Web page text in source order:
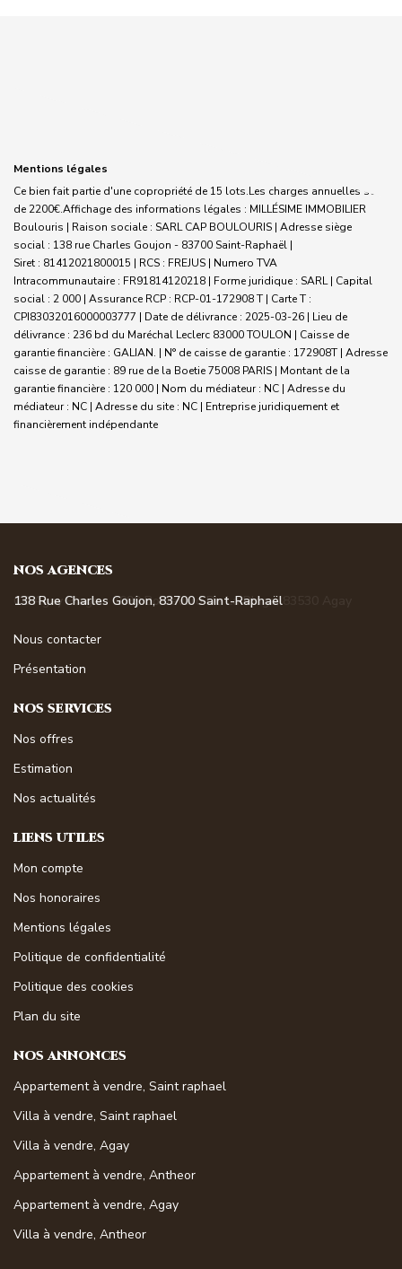
Mentions légales
Ce bien fait partie d'une copropriété de 15 lots.Les charges annuelles sont
de 2200€.Affichage des informations légales : MILLÉSIME IMMOBILIER
Boulouris | Raison sociale : SARL CAP BOULOURIS | Adresse siège
social : 138 rue Charles Goujon - 83700 Saint-Raphaël |
Siret : 81412021800015 | RCS : FREJUS | Numero TVA
Intracommunautaire : FR91814120218 | Forme juridique : SARL | Capital
social : 2 000 | Assurance RCP : RCP-01-172908 T | Carte T :
CPI83032016000003777 | Date de délivrance : 2025-03-26 | Lieu de
délivrance : 236 bd du Maréchal Leclerc 83000 TOULON | Caisse de
garantie financière : GALIAN. | N° de caisse de garantie : 172908T | Adresse
caisse de garantie : 89 rue de la Boetie 75008 PARIS | Montant de la
garantie financière : 120 000 | Nom du médiateur : NC | Adresse du
médiateur : NC | Adresse du site : NC | Entreprise juridiquement et
financièrement indépendante
NOS AGENCES
138 Rue Charles Goujon, 83700 Saint-Raphaël
Nous contacter
Présentation
NOS SERVICES
Nos offres
Estimation
Nos actualités
LIENS UTILES
Mon compte
Nos honoraires
Mentions légales
Politique de confidentialité
Politique des cookies
Plan du site
NOS ANNONCES
Appartement à vendre, Saint raphael
Villa à vendre, Saint raphael
Villa à vendre, Agay
Appartement à vendre, Antheor
Appartement à vendre, Agay
Villa à vendre, Antheor